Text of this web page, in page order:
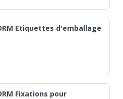
Etiquettes d'emballage
Fixations pour